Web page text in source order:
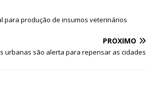
para produção de insumos veterinários
PRÓXIMO
urbanas são alerta para repensar as cidades